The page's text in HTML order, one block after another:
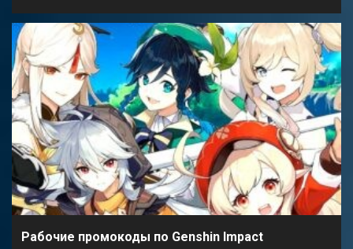
Рабочие промокоды по Genshin Impact